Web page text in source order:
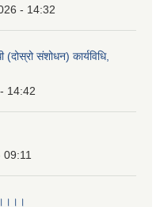
- 14:32
(दोस्रो संशोधन) कार्यविधि,
14:42